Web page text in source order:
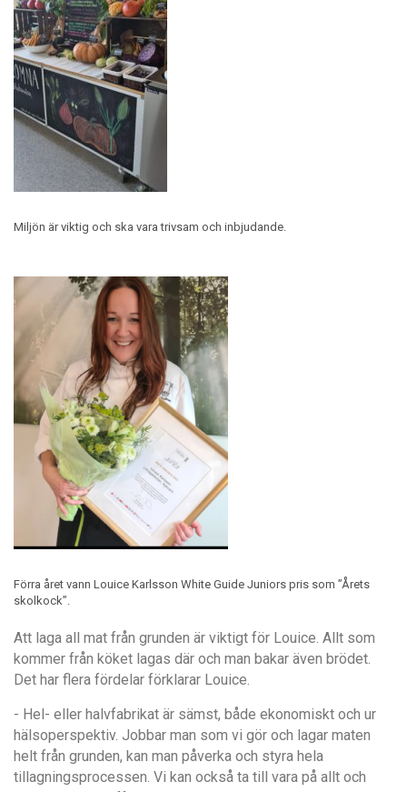
Miljön är viktig och ska vara trivsam och inbjudande.
Förra året vann Louice Karlsson White Guide Juniors pris som ”Årets
skolkock”.
Att laga all mat från grunden är viktigt för Louice. Allt som
kommer från köket lagas där och man bakar även brödet.
Det har flera fördelar förklarar Louice.
- Hel- eller halvfabrikat är sämst, både ekonomiskt och ur
hälsoperspektiv. Jobbar man som vi gör och lagar maten
helt från grunden, kan man påverka och styra hela
tillagningsprocessen. Vi kan också ta till vara på allt och